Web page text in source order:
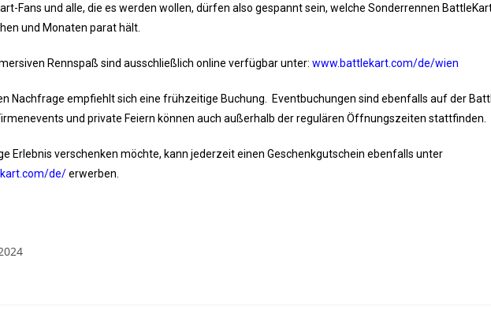
Fans und alle, die es werden wollen, dürfen also gespannt sein, welche Sonderrennen
und Monaten parat hält.
Rennspaß sind ausschließlich online verfügbar unter: www.battlekart.com/de/wien
Nachfrage empfiehlt sich eine frühzeitige Buchung. Eventbuchungen sind ebenfalls auf der
und private Feiern können auch außerhalb der regulären Öffnungszeiten stattfinden.
Erlebnis verschenken möchte, kann jederzeit einen Geschenkgutschein ebenfalls unter
de/erwerben.